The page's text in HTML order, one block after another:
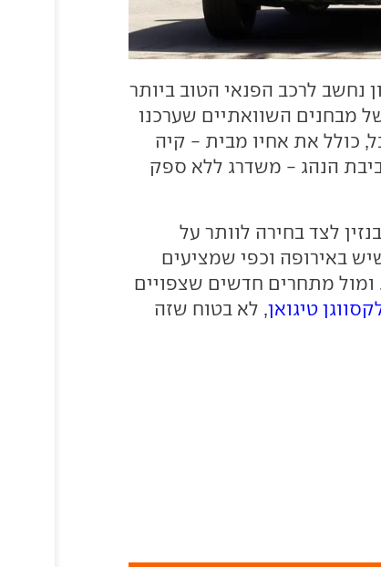
נחשב לרכב הפנאי הטוב ביותר
מבחנים השוואתיים שערכנו
כולל את אחיו מבית - קיה
הנהג - משדרג ללא ספק
לצד בחירה לוותר על
באירופה וכפי שמציעים
מתחרים חדשים שצפויים
טיגואן, לא בטוח שזה